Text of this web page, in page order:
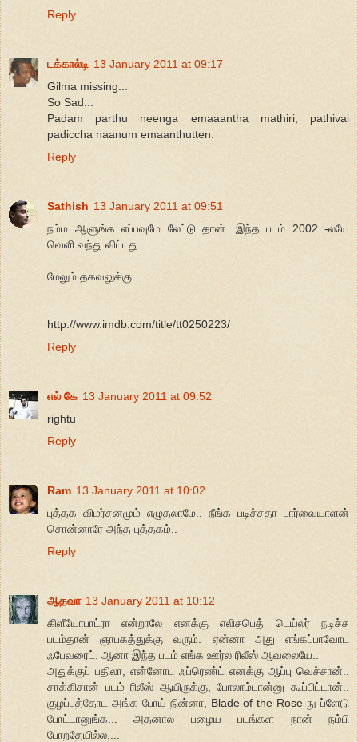
Reply
டக்கால்டி 13 January 2011 at 09:17
Gilma missing...
So Sad...
Padam parthu neenga emaaantha mathiri, pathivai
padiccha naanum emaanthutten.
Reply
Sathish 13 January 2011 at 09:51
நம்ம ஆளுங்க எப்பவுமே லேட்டு தான். இந்த படம் 2002 -லயே
வெளி வந்து விட்டது..
மேலும் தகவலுக்கு
http://www.imdb.com/title/tt0250223/
Reply
எல் கே 13 January 2011 at 09:52
rightu
Reply
Ram 13 January 2011 at 10:02
புத்தக விமர்சனமும் எழுதலாமே.. நீங்க படிச்சதா பார்வையாளன்
சொன்னாரே அந்த புத்தகம்..
Reply
ஆதவா 13 January 2011 at 10:12
கிளீயோபாட்ரா என்றாலே எனக்கு எலிசபெத் டெய்லர் நடிச்ச
படம்தான் ஞாபகத்துக்கு வரும். ஏன்னா அது எங்கப்பாவோட
ஃபேவரைட். ஆனா இந்த படம் எங்க ஊர்ல ரிலீஸ் ஆவலையே..
அதுக்குப் பதிலா, என்னோட ஃப்ரெண்ட் எனக்கு ஆப்பு வெச்சான்..
சாக்கிசான் படம் ரிலீஸ் ஆயிருக்கு, போலாம்டான்னு கூப்பிட்டான்..
குழப்பத்தோட அங்க போய் நின்னா, Blade of the Rose நு ப்ளேடு
போட்டானுங்க... அதனால பழைய படங்கள நான் நம்பி
போறதேயில்ல....